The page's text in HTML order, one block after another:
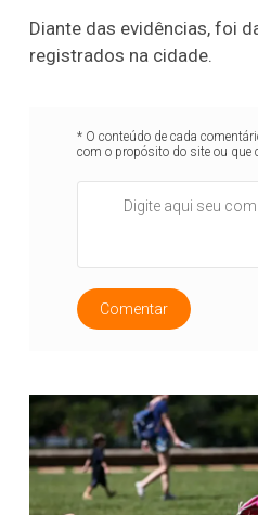
Diante das evidências, foi
registrados na cidade.
* O conteúdo de cada
com o propósito do site ou que
Comentar